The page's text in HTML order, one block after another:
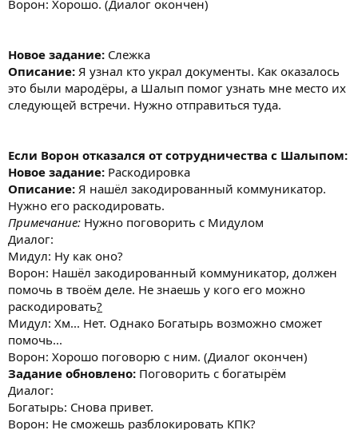
Ворон: Хорошо. (Диалог окончен)
Новое задание: Слежка
Описание: Я узнал кто украл документы. Как оказалось
это были мародёры, а Шалып помог узнать мне место их
следующей встречи. Нужно отправиться туда.
Если Ворон отказался от сотрудничества с Шалыпом:
Новое задание: Раскодировка
Описание: Я нашёл закодированный коммуникатор.
Нужно его раскодировать.
Примечание: Нужно поговорить с Мидулом
Диалог:
Мидул: Ну как оно?
Ворон: Нашёл закодированный коммуникатор, должен
помочь в твоём деле. Не знаешь у кого его можно
раскодировать?
Мидул: Хм... Нет. Однако Богатырь возможно сможет
помочь...
Ворон: Хорошо поговорю с ним. (Диалог окончен)
Задание обновлено: Поговорить с богатырём
Диалог:
Богатырь: Снова привет.
Ворон: Не сможешь разблокировать КПК?